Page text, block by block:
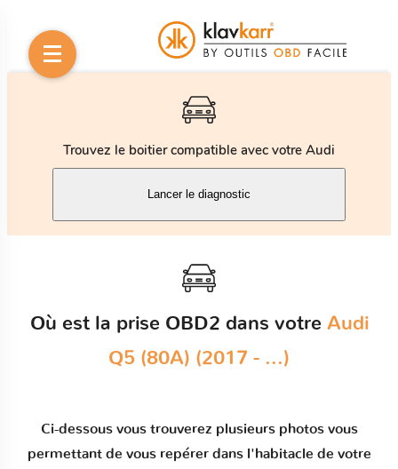
Trouvez le boitier compatible avec votre Audi
Lancer le diagnostic
Où est la prise OBD2 dans votre Audi
Q5 (80A) (2017 - ...)
Ci-dessous vous trouverez plusieurs photos vous
permettant de vous repérer dans l'habitacle de votre